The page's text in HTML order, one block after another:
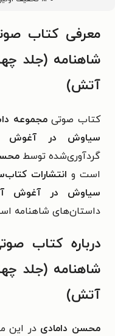
معرفی کتاب
شاهنامه (جلد
آتش)
کتاب صوتیمجموعه
سیاوش در آغوش
گردآوری‌شده توسط
است و انتشارات
سیاوش در آغوش
داستان‌‌های شاهنامه
درباره کتاب
شاهنامه (جلد
آتش)
محسن دامادی در این